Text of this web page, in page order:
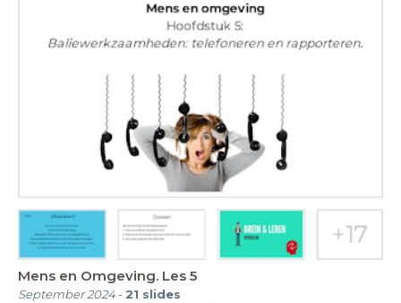
Mens en Omgeving. Les 5
September 2024- 21 slides